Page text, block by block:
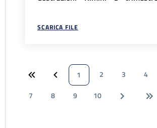
SCARICA FILE
1 2 3 4
7
8 9 10